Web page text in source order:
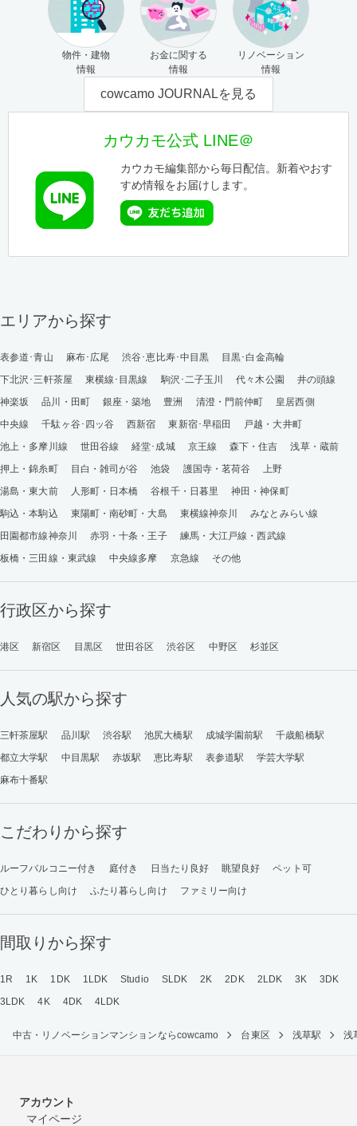
物件・建物
情報
お金に関する
情報
リノベーション
情報
cowcamo JOURNALを見る
カウカモ公式 LINE＠
カウカモ編集部から毎日配信。新着やおす
すめ情報をお届けします。
エリアから探す
表参道･青山 麻布･広尾 渋谷･恵比寿･中目黒
目黒･白金高輪
下北沢･三軒茶屋
東横線･目黒線 駒沢･二子玉川 代々木公園
井の頭線
神楽坂
品川・田町 銀座・築地 豊洲 清澄・門前仲町
皇居西側
中央線
千駄ヶ谷･四ッ谷 西新宿 東新宿･早稲田
戸越・大井町
池上・多摩川線
世田谷線 経堂･成城 京王線 森下・住吉
浅草・蔵前
押上・錦糸町
目白・雑司が谷 池袋 護国寺・茗荷谷
上野
湯島・東大前
人形町・日本橋 谷根千・日暮里
神田・神保町
駒込・本駒込
東陽町・南砂町・大島 東横線神奈川
みなとみらい線
田園都市線神奈川
赤羽・十条・王子
練馬・大江戸線・西武線
板橋・三田線・東武線
中央線多摩 京急線 その他
行政区から探す
港区 新宿区 目黒区 世田谷区 渋谷区 中野区 杉並区
人気の駅から探す
三軒茶屋駅 品川駅 渋谷駅 池尻大橋駅 成城学園前駅
千歳船橋駅
都立大学駅
中目黒駅 赤坂駅 恵比寿駅 表参道駅
学芸大学駅
麻布十番駅
こだわりから探す
ルーフバルコニー付き 庭付き 日当たり良好 眺望良好
ペット可
ひとり暮らし向け
ふたり暮らし向け ファミリー向け
間取りから探す
1R 1K 1DK 1LDK Studio SLDK 2K 2DK 2LDK 3K
3DK
3LDK
4K 4DK 4LDK
中古・リノベーションマンションならcowcamo 台東区 浅草駅 浅
アカウント
マイページ